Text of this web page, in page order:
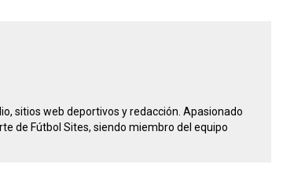
sitios web deportivos y redacción. Apasionado
de Fútbol Sites, siendo miembro del equipo